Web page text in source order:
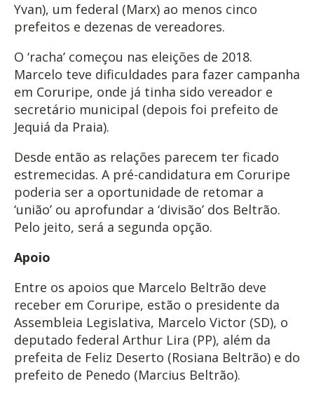
Yvan), um federal (Marx) ao menos cinco
prefeitos e dezenas de vereadores.
O ‘racha’ começou nas eleições de 2018.
Marcelo teve dificuldades para fazer campanha
em Coruripe, onde já tinha sido vereador e
secretário municipal (depois foi prefeito de
Jequiá da Praia).
Desde então as relações parecem ter ficado
estremecidas. A pré-candidatura em Coruripe
poderia ser a oportunidade de retomar a
‘união’ ou aprofundar a ‘divisão’ dos Beltrão.
Pelo jeito, será a segunda opção.
Apoio
Entre os apoios que Marcelo Beltrão deve
receber em Coruripe, estão o presidente da
Assembleia Legislativa, Marcelo Victor (SD), o
deputado federal Arthur Lira (PP), além da
prefeita de Feliz Deserto (Rosiana Beltrão) e do
prefeito de Penedo (Marcius Beltrão).